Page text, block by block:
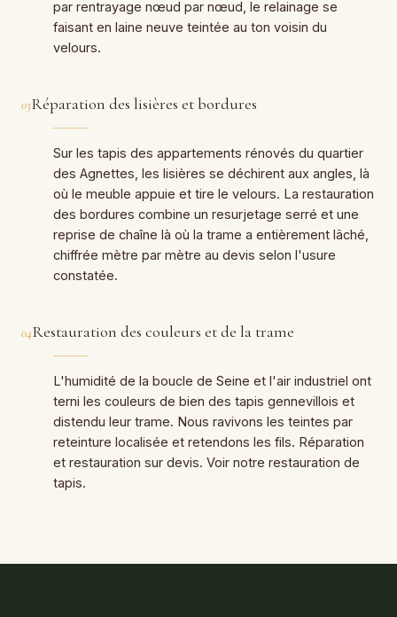
par rentrayage nœud par nœud, le relainage se
faisant en laine neuve teintée au ton voisin du
velours.
03Réparation des lisières et bordures
Sur les tapis des appartements rénovés du quartier
des Agnettes, les lisières se déchirent aux angles, là
où le meuble appuie et tire le velours. La restauration
des bordures combine un resurjetage serré et une
reprise de chaîne là où la trame a entièrement lâché,
chiffrée mètre par mètre au devis selon l'usure
constatée.
04Restauration des couleurs et de la trame
L'humidité de la boucle de Seine et l'air industriel ont
terni les couleurs de bien des tapis gennevillois et
distendu leur trame. Nous ravivons les teintes par
reteinture localisée et retendons les fils. Réparation
et restauration sur devis. Voir notre restauration de
tapis.